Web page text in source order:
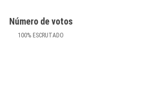
Número de votos
100% ESCRUTADO